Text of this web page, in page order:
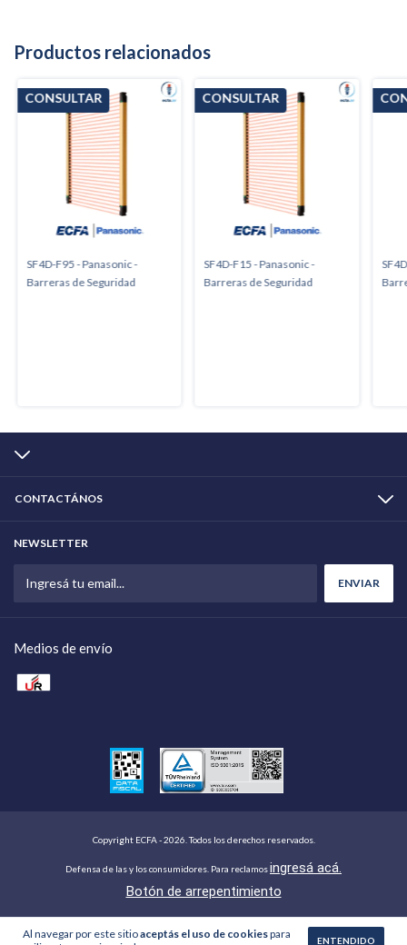
Al navegar por este sitioaceptás el uso de cookiespara
ENTENDIDO
Productos relacionados
SF4D-F95 - Panasonic -
Barreras de Seguridad
SF4D-F15 - Panasonic -
Barreras de Seguridad
CONTACTÁNOS
NEWSLETTER
Medios de envío
Copyright ECFA - 2026. Todos los derechos reservados.
Defensa de las y los consumidores. Para reclamosingresá acá.
Botón de arrepentimiento